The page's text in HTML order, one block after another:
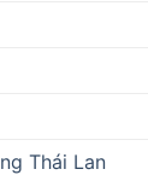
Thái Lan